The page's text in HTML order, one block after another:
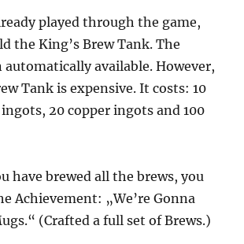
played through the game,
the King’s Brew Tank. The
automatically available. However,
Tank is expensive. It costs: 10
20 copper ingots and 100
have brewed all the brews, you
Achievement: „We’re Gonna
(Crafted a full set of Brews.)